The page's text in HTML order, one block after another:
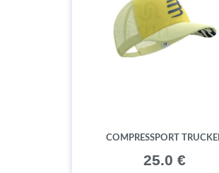
COMPRESSPORT
25.0 €